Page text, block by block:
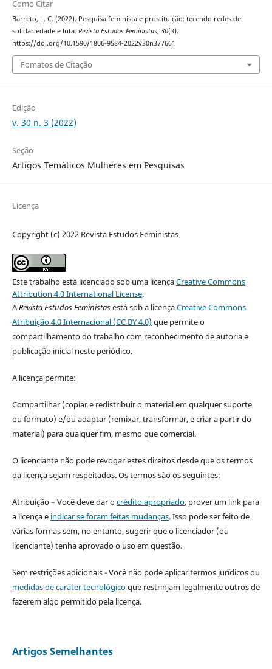
Como Citar
Barreto, L. C. (2022). Pesquisa feminista e prostituição: tecendo redes de
solidariedade e luta. Revista Estudos Feministas, 30(3).
https://doi.org/10.1590/1806-9584-2022v30n377661
Fomatos de Citação
Edição
v. 30 n. 3 (2022)
Seção
Artigos Temáticos Mulheres em Pesquisas
Licença
Copyright (c) 2022 Revista Estudos Feministas
Este trabalho está licenciado sob uma licençaCreative Commons
Attribution 4.0 International License.
ARevista Estudos Feministasestá sob a licençaCreative Commons
Atribuição 4.0 Internacional (CC BY 4.0) que permite o
compartilhamento do trabalho com reconhecimento de autoria e
publicação inicial neste periódico.
A licença permite:
Compartilhar (copiar e redistribuir o material em qualquer suporte
ou formato) e/ou adaptar (remixar, transformar, e criar a partir do
material) para qualquer fim, mesmo que comercial.
O licenciante não pode revogar estes direitos desde que os termos
da licença sejam respeitados. Os termos são os seguintes:
Atribuição – Você deve dar ocrédito apropriado, prover um link para
a licença e indicar se foram feitas mudanças. Isso pode ser feito de
várias formas sem, no entanto, sugerir que o licenciador (ou
licenciante) tenha aprovado o uso em questão.
Sem restrições adicionais - Você não pode aplicar termos jurídicos ou
medidas de caráter tecnológicoque restrinjam legalmente outros de
fazerem algo permitido pela licença.
Artigos Semelhantes